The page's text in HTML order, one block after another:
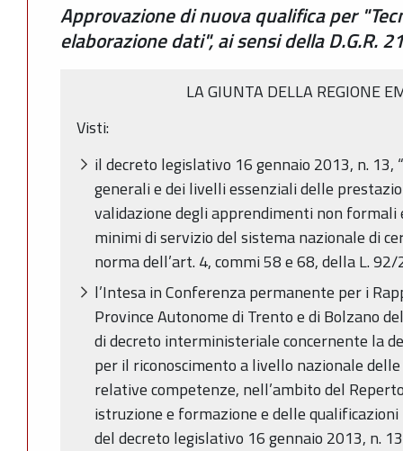
Approvazione di nuova qualifica per
elaborazione dati", ai sensi della D.G.R.
LA GIUNTA DELLA REGIONE
Visti:
il decreto legislativo 16 gennaio 2013, n. 13,
generali e dei livelli essenziali delle
validazione degli apprendimenti non
minimi di servizio del sistema nazionale di
norma dell’art. 4, commi 58 e 68, della L.
l’Intesa in Conferenza permanente per i
Province Autonome di Trento e di Bolzano
di decreto interministeriale concernente la
per il riconoscimento a livello nazionale
relative competenze, nell’ambito del
istruzione e formazione e delle
del decreto legislativo 16 gennaio 2013, n.